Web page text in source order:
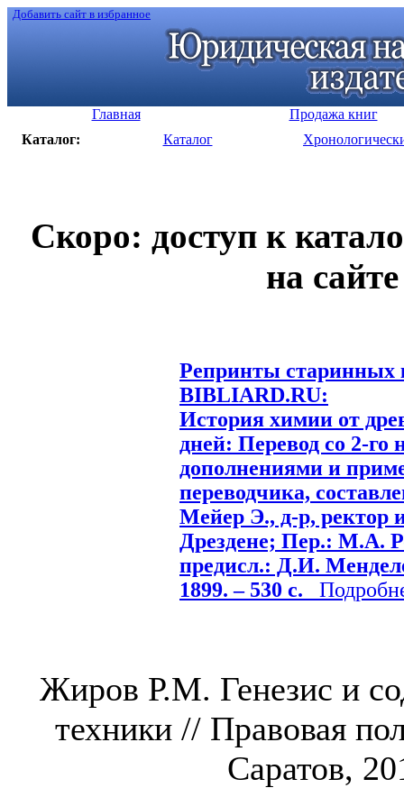
Добавить сайт в избранное
Главная
Продажа книг
Каталог:
Каталог
Скоро: доступ к
на
Репринты старинных
BIBLIARD.RU:
История химии от
дней: Перевод со 2-го
дополнениями и
переводчика,
Мейер Э., д-р,
Дрездене; Пер.: М.А.
предисл.: Д.И.
1899. – 530 с.
Жиров Р.М. Генезис и
техники // Правовая
Саратов,